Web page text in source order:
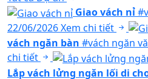
Giao vách nỉ
22/06/2026Xem chi tiết
vách ngăn bàn #vách ngăn
chi tiết
Lắp vách lửng ngăn lối di